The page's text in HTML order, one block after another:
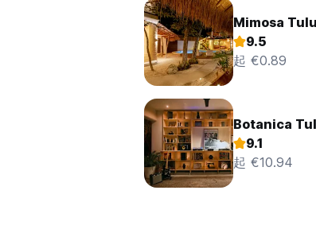
Mimosa
9.5
起 €0.89
Botanica
9.1
起 €10.94